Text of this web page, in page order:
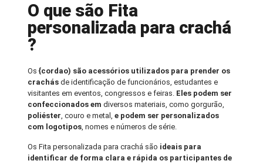
O que são Fita
personalizada para crachá
?
Os {cordao) são acessórios utilizados para prender os
crachás de identificação de funcionários, estudantes e
visitantes em eventos, congressos e feiras. Eles podem ser
confeccionados emdiversos materiais, como gorgurão,
poliéster, couro e metal,e podem ser personalizados
com logotipos, nomes e números de série.
Os Fita personalizada para crachá são ideais para
identificar de forma clara e rápida os participantes de